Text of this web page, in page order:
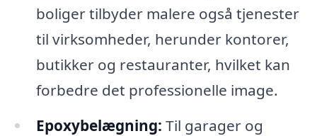
boliger tilbyder malere også tjenester
til virksomheder, herunder kontorer,
butikker og restauranter, hvilket kan
forbedre det professionelle image.
Epoxybelægning: Til garager og